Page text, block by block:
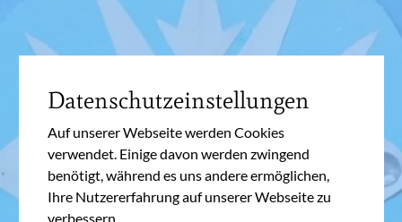
Datenschutzeinstellungen
Auf unserer Webseite werden Cookies
verwendet. Einige davon werden zwingend
benötigt, während es uns andere ermöglichen,
Ihre Nutzererfahrung auf unserer Webseite zu
verbessern.